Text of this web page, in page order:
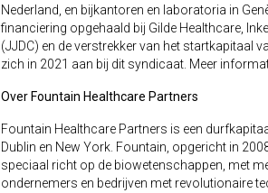
Nederland, en bijkantoren en laboratoria in
financiering opgehaald bij Gilde Healthcare,
(JJDC) en de verstrekker van het startkapitaal
zich in 2021 aan bij dit syndicaat. Meer
Over Fountain Healthcare Partners
Fountain Healthcare Partners is een
Dublin en New York. Fountain, opgericht in
speciaal richt op de biowetenschappen, met
ondernemers en bedrijven met revolutionaire